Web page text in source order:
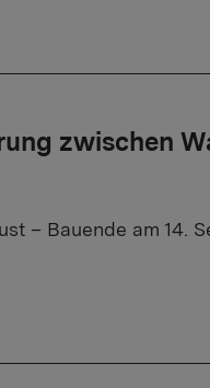
zwischen
– Bauende am 14.